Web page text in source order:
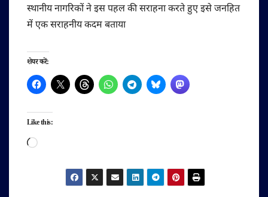
स्थानीय नागरिकों ने इस पहल की सराहना करते हुए इसे जनहित
में एक सराहनीय कदम बताया
शेयर करें:
Like this:
Loading…